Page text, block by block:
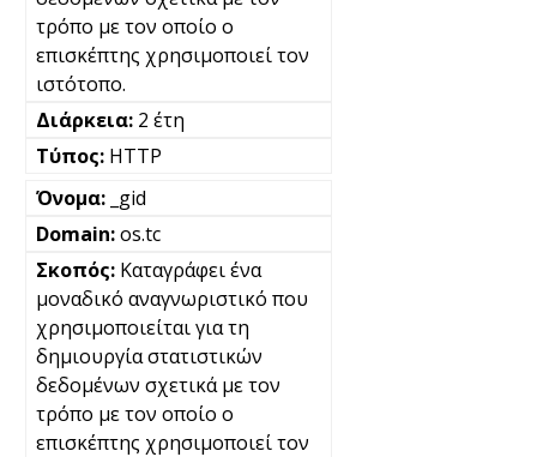
τρόπο με τον οποίο ο
επισκέπτης χρησιμοποιεί τον
ιστότοπο.
2 έτη
HTTP
_gid
os.tc
Καταγράφει ένα
μοναδικό αναγνωριστικό που
χρησιμοποιείται για τη
δημιουργία στατιστικών
δεδομένων σχετικά με τον
τρόπο με τον οποίο ο
επισκέπτης χρησιμοποιεί τον